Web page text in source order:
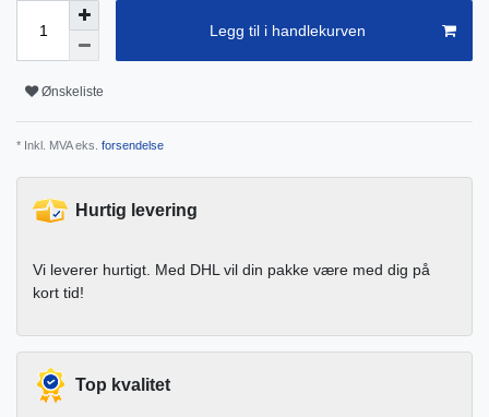
Legg til i handlekurven
Ønskeliste
* Inkl. MVA eks. forsendelse
Hurtig levering
Vi leverer hurtigt. Med DHL vil din pakke være med dig på
kort tid!
Top kvalitet